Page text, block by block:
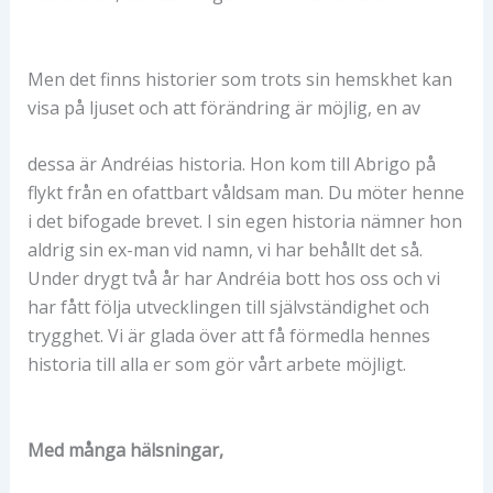
Men det finns historier som trots sin hemskhet kan
visa på ljuset och att förändring är möjlig, en av
dessa är Andréias historia. Hon kom till Abrigo på
flykt från en ofattbart våldsam man. Du möter henne
i det bifogade brevet. I sin egen historia nämner hon
aldrig sin ex-man vid namn, vi har behållt det så.
Under drygt två år har Andréia bott hos oss och vi
har fått följa utvecklingen till självständighet och
trygghet. Vi är glada över att få förmedla hennes
historia till alla er som gör vårt arbete möjligt.
Med många hälsningar,